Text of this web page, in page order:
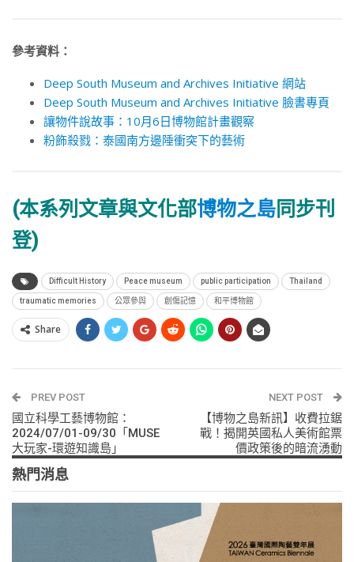
參考資料：
Deep South Museum and Archives Initiative 網站
Deep South Museum and Archives Initiative 臉書專頁
讓物件說故事：10月6日博物館計畫觀察
粉飾殺戮：泰國南方邊陲衝突下的藝術
(本系列文章與文化部博物之島同步刊
登)
Difficult History Peace museum public participation Thailand
traumatic memories 公眾參與 創傷記憶 和平博物館
Share
PREV POST
國立科學工藝博物館：
2024/07/01-09/30「MUSE
大玩家-環遊知識島」
NEXT POST
【博物之島新訊】收費拉鋸
戰！揭開英國私人美術館票
價政策後的暗流湧動
熱門消息